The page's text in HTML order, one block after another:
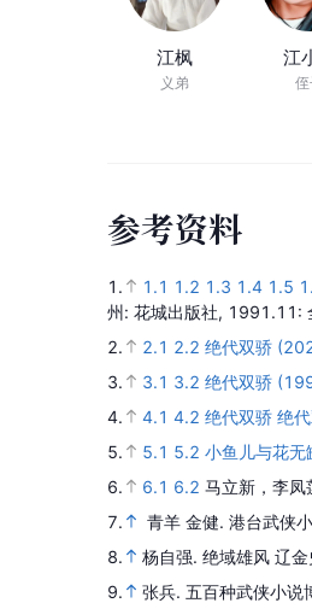
江枫
义弟
江
参考资料
1. 1.1 1.2 1.3 1.4 1.5
州: 花城出版社, 1991.11 :
2.
2.1 2.2 绝代双骄
3.
3.1 3.2 绝代双骄
4.
4.1 4.2 绝代双骄 绝
5.
5.1 5.2 小鱼儿与花
6.
6.1 6.2 马立新，李
7.
青羊 金健. 港台武侠
8.
杨自强. 绝域雄风 辽
9.
张兵. 五百种武侠小说